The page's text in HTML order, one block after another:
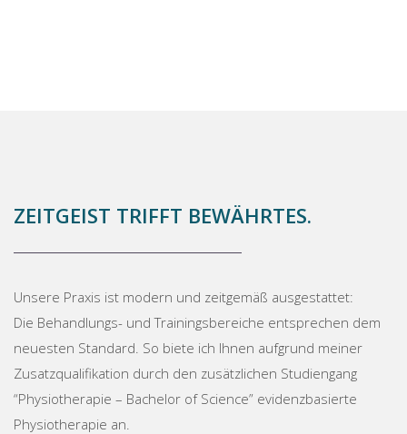
ZEITGEIST TRIFFT BEWÄHRTES.
Unsere Praxis ist modern und zeitgemäß ausgestattet:
Die Behandlungs- und Trainingsbereiche entsprechen dem
neuesten Standard. So biete ich Ihnen aufgrund meiner
Zusatzqualifikation durch den zusätzlichen Studiengang
“Physiotherapie – Bachelor of Science” evidenzbasierte
Physiotherapie an.